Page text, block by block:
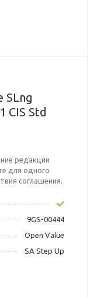
SLng
CIS Std
редакции
для одного
соглашения.
9GS-00444
Open Value
SA Step Up